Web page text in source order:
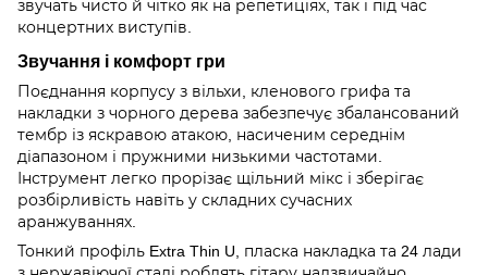
звучать чисто й чітко як на репетиціях, так і під час
концертних виступів.
Звучання і комфорт гри
Поєднання корпусу з вільхи, кленового грифа та
накладки з чорного дерева забезпечує збалансований
тембр із яскравою атакою, насиченим середнім
діапазоном і пружними низькими частотами.
Інструмент легко прорізає щільний мікс і зберігає
розбірливість навіть у складних сучасних
аранжуваннях.
Тонкий профіль Extra Thin U, пласка накладка та 24 лади